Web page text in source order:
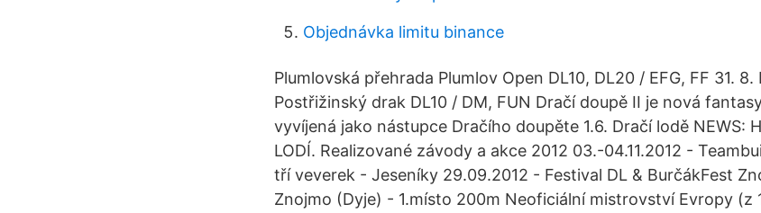
Objednávka limitu binance
Plumlovská přehrada Plumlov Open DL10, DL20 / EFG, FF 31.
Postřižinský drak DL10 / DM, FUN Dračí doupě II je nová
vyvíjená jako nástupce Dračího doupěte 1.6. Dračí lodě NEWS:
LODÍ. Realizované závody a akce 2012 03.-04.11.2012 -
tří veverek - Jeseníky 29.09.2012 - Festival DL & BurčákFest
Znojmo (Dyje) - 1.místo 200m Neoficiální mistrovství Evropy (z